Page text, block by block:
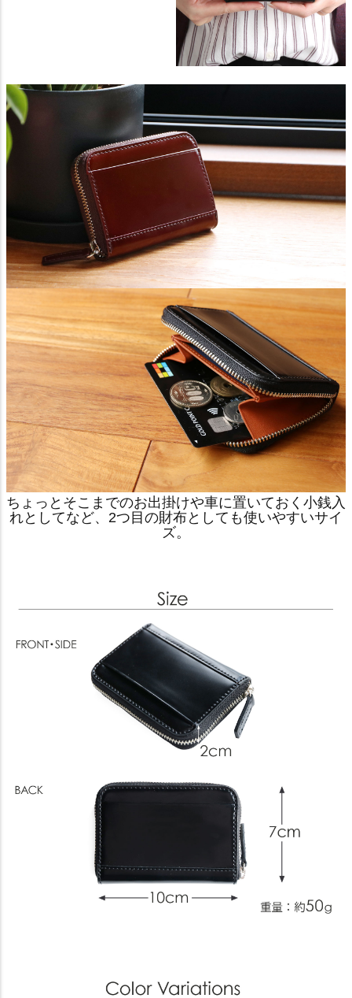
ちょっとそこまでのお出掛けや車に置いておく小銭入
れとしてなど、2つ目の財布としても使いやすいサイ
ズ。